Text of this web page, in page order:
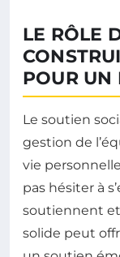
LE RÔLE
POUR UN
Le soutien
gestion de
vie
pas hésiter à
soutiennent
solide peut